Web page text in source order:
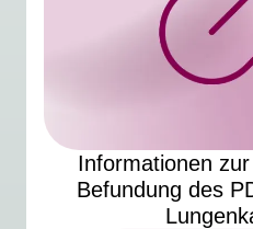
Informationen
Befundung des